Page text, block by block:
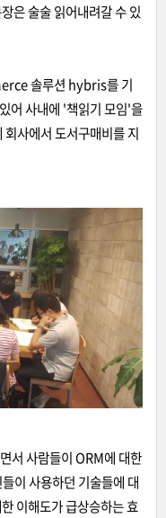
은 술술 읽어내려갈 수 있
솔루션 hybris를 기
어 사내에 '책읽기 모임'을
사에서 도서구매비를 지
서 사람들이 ORM에 대한
이 사용하던 기술들에 대
이해도가 급상승하는 효